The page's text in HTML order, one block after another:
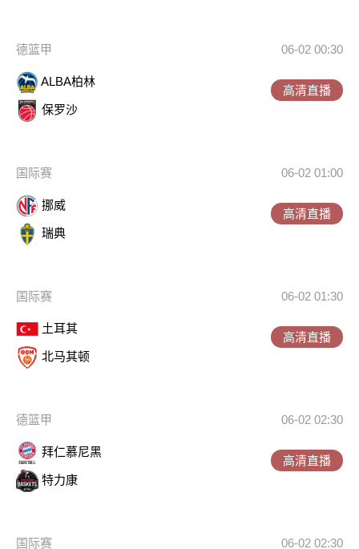
德篮甲 06-02 00:30
ALBA柏林
保罗沙
高清直播
国际赛 06-02 01:00
挪威
瑞典
高清直播
国际赛 06-02 01:30
土耳其
北马其顿
高清直播
德篮甲 06-02 02:30
拜仁慕尼黑
特力康
高清直播
国际赛 06-02 02:30